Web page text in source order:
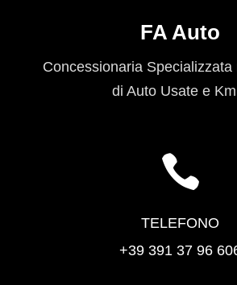
FA Auto
Concessionaria Specializzata
di Auto Usate e

TELEFONO
+39 391 37 96